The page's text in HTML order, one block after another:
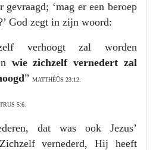
‘mag er een beroep
God zegt in zijn woord:
verhoogt zal worden
wie zichzelf vernedert zal
” MATTHÉÜS 23:12.
5:6.
dat was ook Jezus’
vernederd, Hij heeft